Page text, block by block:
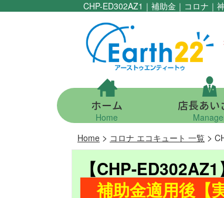
CHP-ED302AZ1｜補助金｜コロナ｜
ホーム
Home
店長あい
Home > コロナ エコキュート 一覧 >
【CHP-
補助金適用後【